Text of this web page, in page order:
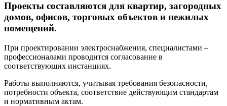
Проекты составляются для квартир, загородных
домов, офисов, торговых объектов и нежилых
помещений.
При проектировании электроснабжения, специалистами –
профессионалами проводится согласование в
соответствующих инстанциях.
Работы выполняются, учитывая требования безопасности,
потребности объекта, соответствие действующим стандартам
и нормативным актам.